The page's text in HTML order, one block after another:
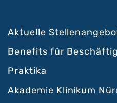
Aktuelle
Benefits für
Praktika
Akademie Klinikum